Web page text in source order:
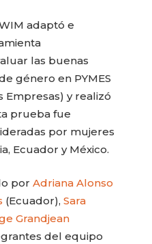
adaptó e
las buenas
género en PYMES
Empresas) y realizó
prueba fue
por mujeres
Ecuador y México.
porAdriana Alonso
(Ecuador),Sara
Grandjean
del equipo